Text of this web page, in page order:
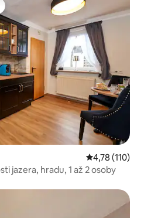
Priemerné
4,78 (110)
jazera, hradu, 1 až 2 osoby